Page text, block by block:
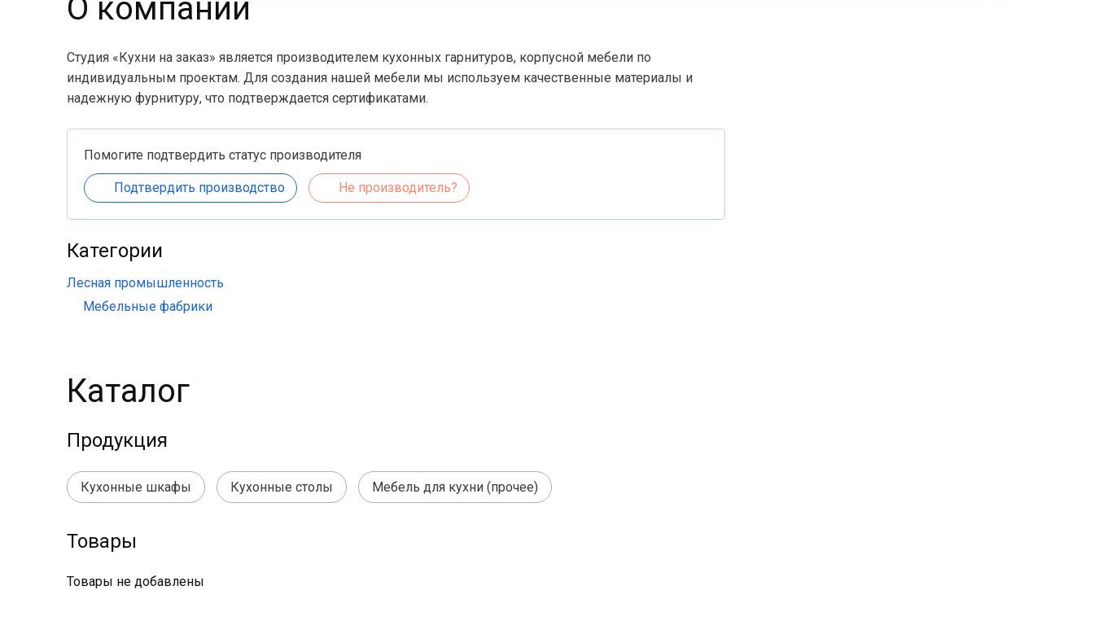
О компании
Студия «Кухни на заказ» является производителем кухонных гарнитуров, корпусной мебели по
индивидуальным проектам. Для создания нашей мебели мы используем качественные материалы и
надежную фурнитуру, что подтверждается сертификатами.
Помогите подтвердить статус производителя
Подтвердить производство Не производитель?
Категории
Лесная промышленность
Мебельные фабрики
Каталог
Продукция
Кухонные шкафы Кухонные столы Мебель для кухни (прочее)
Товары
Товары не добавлены